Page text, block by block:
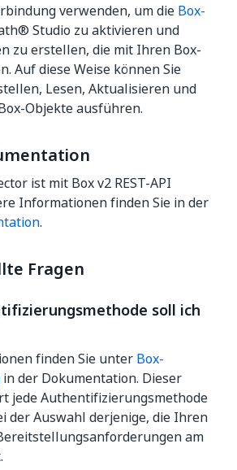
verwenden, um die Box-
Studio zu aktivieren und
zu erstellen, die mit Ihren Box-
Auf diese Weise können Sie
Lesen, Aktualisieren und
Objekte ausführen.
ist mit Box v2 REST-API
Informationen finden Sie in der
.
Fragen
soll ich
finden Sie unter Box-
in der Dokumentation. Dieser
jede Authentifizierungsmethode
der Auswahl derjenige, die Ihren
am